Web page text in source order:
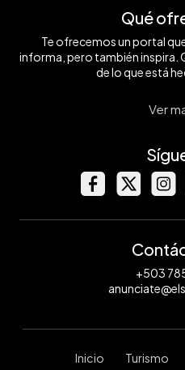
Qué
Te ofrecemos un portal
informa, pero también inspira.
de lo que está
Ver
+503
Inicio Turismo